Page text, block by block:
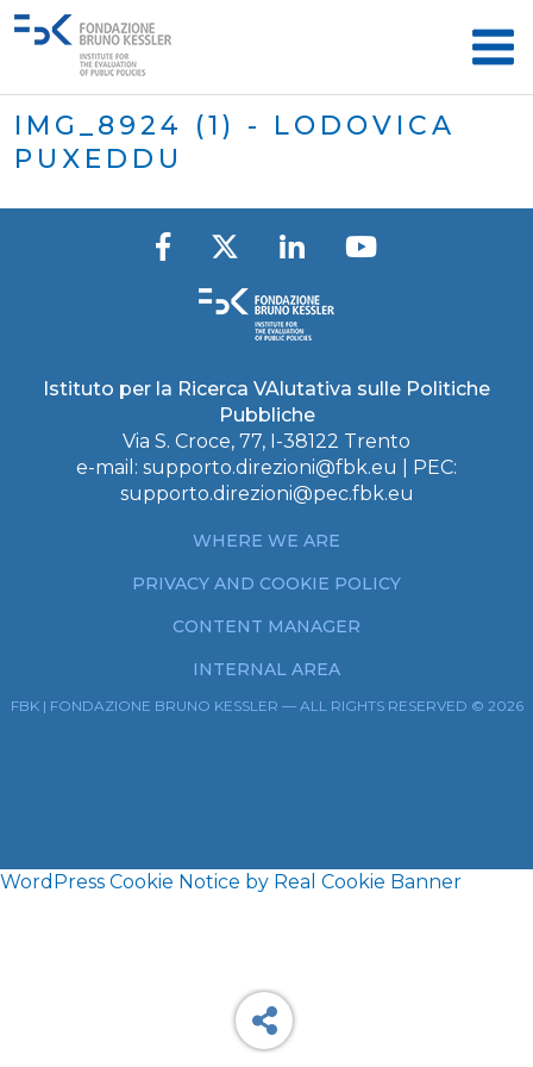
IMG_8924 (1) - LODOVICA
PUXEDDU
Istituto per la Ricerca VAlutativa sulle Politiche
Pubbliche
Via S. Croce, 77, I-38122 Trento
e-mail: supporto.direzioni@fbk.eu
| PEC:
supporto.direzioni@pec.fbk.eu
WHERE WE ARE
PRIVACY AND COOKIE POLICY
CONTENT MANAGER
INTERNAL AREA
FBK | FONDAZIONE BRUNO KESSLER — ALL RIGHTS RESERVED © 2026
WordPress Cookie Notice by Real Cookie Banner